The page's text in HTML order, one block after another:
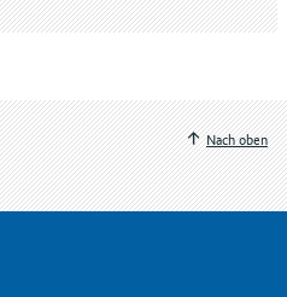
Nach oben